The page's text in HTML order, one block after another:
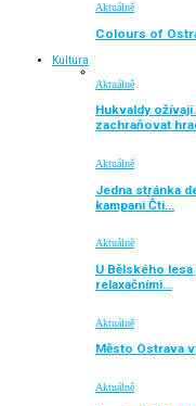
Aktuálně
Colours of
Kultura
Aktuálně
Hukvaldy
zachraňovat
Aktuálně
Jedna stránka
kampani Čti…
Aktuálně
U Bělského
relaxačními…
Aktuálně
Město Ostrava
Aktuálně